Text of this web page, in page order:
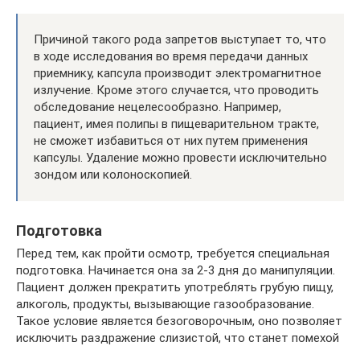
Причиной такого рода запретов выступает то, что
в ходе исследования во время передачи данных
приемнику, капсула производит электромагнитное
излучение. Кроме этого случается, что проводить
обследование нецелесообразно. Например,
пациент, имея полипы в пищеварительном тракте,
не сможет избавиться от них путем применения
капсулы. Удаление можно провести исключительно
зондом или колоноскопией.
Подготовка
Перед тем, как пройти осмотр, требуется специальная
подготовка. Начинается она за 2-3 дня до манипуляции.
Пациент должен прекратить употреблять грубую пищу,
алкоголь, продукты, вызывающие газообразование.
Такое условие является безоговорочным, оно позволяет
исключить раздражение слизистой, что станет помехой